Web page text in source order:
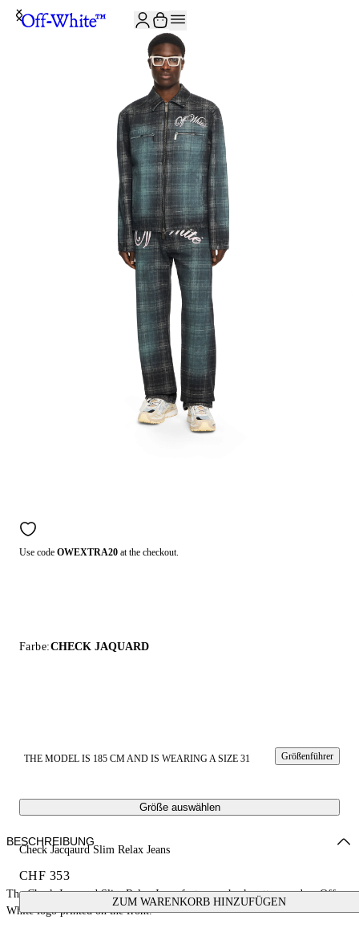
Use code OWEXTRA20 at the checkout.
Farbe:CHECK JAQUARD
THE MODEL IS 185 CM AND IS WEARING A SIZE 31 Größenführer
Größe auswählen
Check Jacqaurd Slim Relax Jeans
CHF 353
ZUM WARENKORB HINZUFÜGEN
BESCHREIBUNG
The Check Jacqaurd Slim Relax Jeans feature a check pattern and an Off-
White logo printed on the front.